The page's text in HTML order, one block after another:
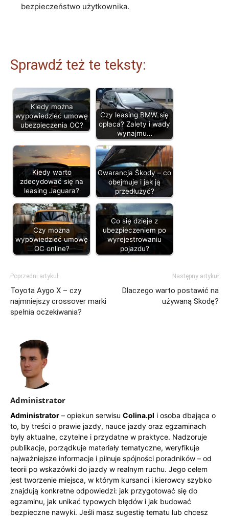
bezpieczeństwo użytkownika.
Sprawdź też te teksty:
Kiedy można
wypowiedzieć umowę
ubezpieczenia OC?
Czy leasing BMW się
opłaca? Zalety i wady
wynajmu…
Kiedy warto
zdecydować się na
leasing Jaguara?
Gwarancja Škody – co
obejmuje i jak ją
przedłużyć?
Czy można
wypowiedzieć umowę
OC online?
Co się dzieje z
ubezpieczeniem po
wyrejestrowaniu
pojazdu?
Poprzedni artykuł
Toyota Aygo X – czy
najmniejszy crossover marki
spełnia oczekiwania?
Następny artykuł
Dlaczego warto postawić na
używaną Skodę?
Administrator
Administrator – opiekun serwisu Colina.pl i osoba dbająca o
to, by treści o prawie jazdy, nauce jazdy oraz egzaminach
były aktualne, czytelne i przydatne w praktyce. Nadzoruje
publikacje, porządkuje materiały tematyczne, weryfikuje
najważniejsze informacje i pilnuje spójności poradników – od
teorii po wskazówki do jazdy w realnym ruchu. Jego celem
jest tworzenie miejsca, w którym kursanci i kierowcy szybko
znajdują konkretne odpowiedzi: jak przygotować się do
egzaminu, jak unikać typowych błędów i jak budować
bezpieczne nawyki. Jeśli masz sugestię tematu lub chcesz